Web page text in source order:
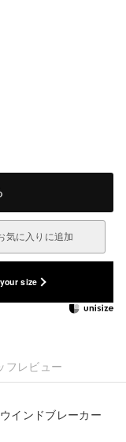
気に入りに追加
size
フレビュー
インドブレーカー